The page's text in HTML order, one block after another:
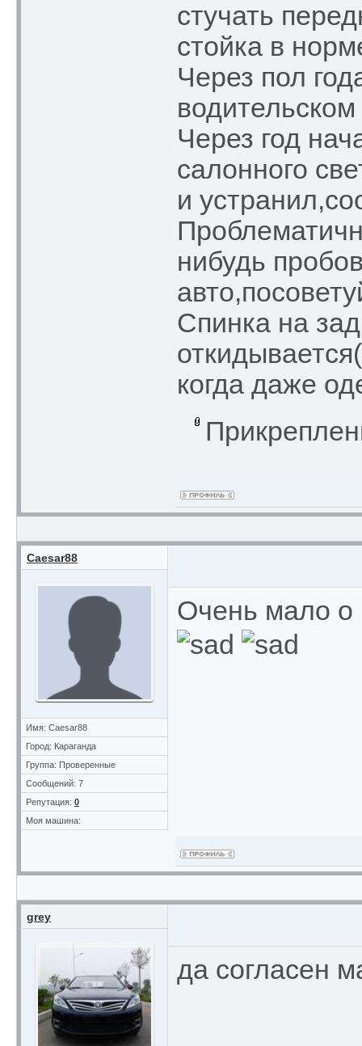
стучать
стойка в
Через пол
Через год
салонного
и
нибудь
Спинка на
когда даже
Caesar88
Имя: Caesar88
Город: Караганда
Группа: Проверенные
Сообщений: 7
Репутация: 0
Моя машина:
Очень мало
grey
да согласен